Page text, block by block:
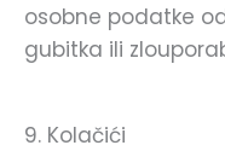
osobne podatke
gubitka ili
9. Kolačići